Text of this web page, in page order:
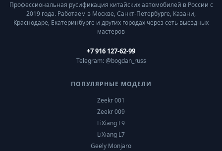
Профессиональная русификация китайских автомобилей в России с
2019 года. Работаем в Москве, Санкт-Петербурге, Казани,
Краснодаре, Екатеринбурге и других городах через сеть выездных
мастеров
+7 916 127-62-99
Telegram: @bogdan_russ
ПОПУЛЯРНЫЕ МОДЕЛИ
Zeekr 001
Zeekr 009
LiXiang L9
LiXiang L7
Geely Monjaro